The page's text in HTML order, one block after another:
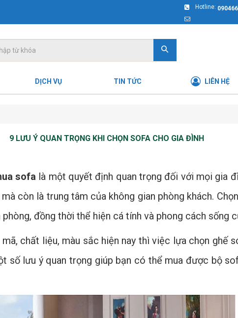
Hotline:
DỊCH VỤ TIN TỨC LIÊN HỆ
9 LƯU Ý QUAN TRỌNG KHI CHỌN SOFA CHO GIA ĐÌNH
sofa là một quyết định quan trọng đối với mọi gia
còn là trung tâm của không gian phòng khách.
đồng thời thể hiện cá tính và phong cách sống
chất liệu, màu sắc hiện nay thì việc lựa chọn ghế
số lưu ý quan trọng giúp bạn có thể mua được bộ